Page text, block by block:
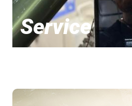
Service